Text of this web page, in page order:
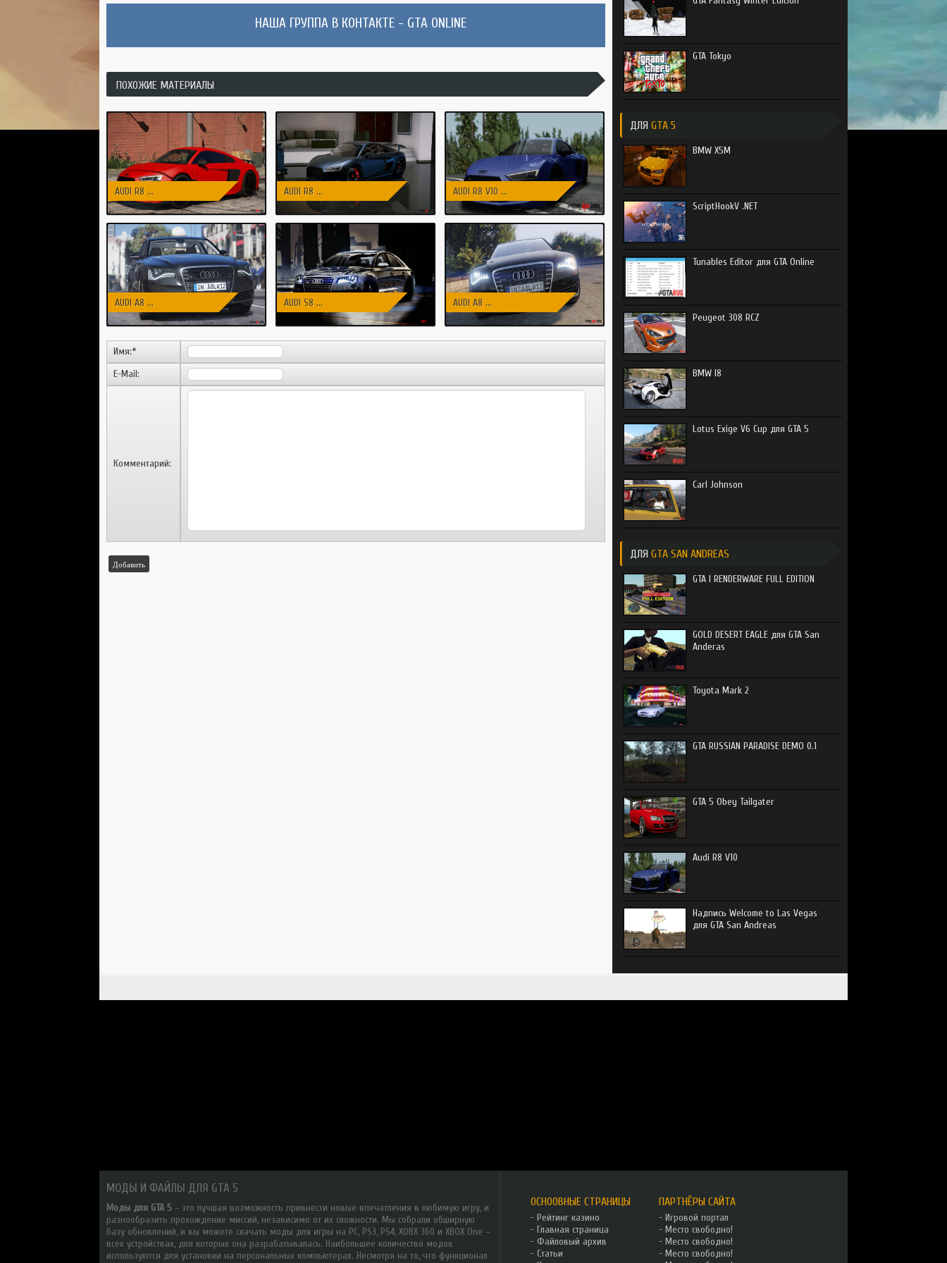
НАША ГРУППА В КОНТАКТЕ - GTA ONLINE
ПОХОЖИЕ МАТЕРИАЛЫ
AUDI R8 ... AUDI R8 ... AUDI R8 V10 ...
AUDI A8 ... AUDI S8 ... AUDI A8 ...
Имя:*
E-Mail:
Комментарий:
Добавить
GTA Tokyo
ДЛЯ GTA 5
BMW X5M
ScriptHookV .NET
Tunables Editor для GTA Online
Peugeot 308 RCZ
BMW I8
Lotus Exige V6 Cup для GTA 5
Carl Johnson
ДЛЯ GTA SAN ANDREAS
GTA I RENDERWARE FULL EDITION
GOLD DESERT EAGLE для GTA San
Anderas
Toyota Mark 2
GTA RUSSIAN PARADISE DEMO 0.1
GTA 5 Obey Tailgater
Audi R8 V10
Надпись Welcome to Las Vegas
для GTA San Andreas
МОДЫ И ФАЙЛЫ ДЛЯ GTA 5
Моды для GTA 5 – это лучшая возможность привнести новые впечатления в любимую игру, и
разнообразить прохождение миссий, независимо от их сложности. Мы собрали обширную
базу обновлений, и вы можете скачать моды для игры на PC, PS3, PS4, XOBX 360 и XBOX One –
всех устройствах, для которых она разрабатывалась. Наибольшее количество модов
используются для установки на персональных компьютерах. Несмотря на то, что функционал
ОСНООВНЫЕ СТРАНИЦЫ
- Рейтинг казино
- Главная страница
- Файловый архив
- Статьи
ПАРТНЁРЫ САЙТА
- Игровой портал
- Место свободно!
- Место свободно!
- Место свободно!